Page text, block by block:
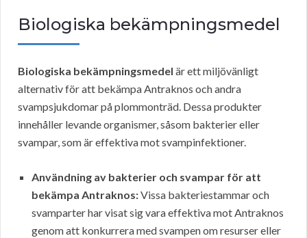
Biologiska bekämpningsmedel
Biologiska bekämpningsmedel är ett miljövänligt
alternativ för att bekämpa Antraknos och andra
svampsjukdomar på plommonträd. Dessa produkter
innehåller levande organismer, såsom bakterier eller
svampar, som är effektiva mot svampinfektioner.
Användning av bakterier och svampar för att
bekämpa Antraknos:Vissa bakteriestammar och
svamparter har visat sig vara effektiva mot Antraknos
genom att konkurrera med svampen om resurser eller